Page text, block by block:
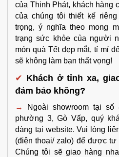
của Thịnh Phát, khách hàng
của chúng tôi thiết kế
trọng, ý nghĩa theo mong
trạng sức khỏe của người
món quà Tết đẹp mắt, tỉ mỉ
sẽ không làm bạn thất vọng!
✔ Khách ở tỉnh xa,
đảm bảo không?
→
Ngoài showroom tại số
phường 3, Gò Vấp, quý
dàng tại website. Vui lòng
(điện thoại/ zalo) để được tư
Chúng tôi sẽ giao hàng